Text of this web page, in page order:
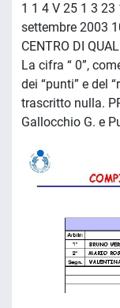
1 1 4 V 25 1 3
settembre 2003
CENTRO DI
La cifra “ 0”,
dei “punti” e del
trascritto nulla.
Gallocchio G. e